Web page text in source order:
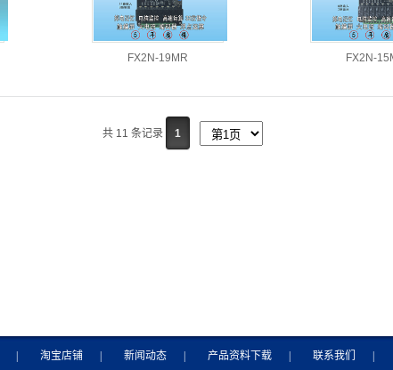
FX2N-19MR FX2N-
共 11 条记录 1
淘宝店铺 新闻动态 产品资料下载 联系我们